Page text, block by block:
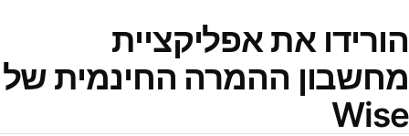
את אפליקציית
ההמרה החינמית של